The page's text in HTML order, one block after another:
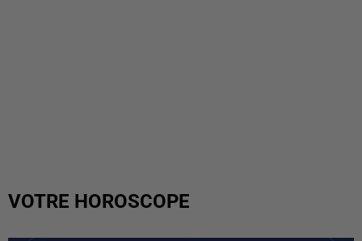
VOTRE HOROSCOPE